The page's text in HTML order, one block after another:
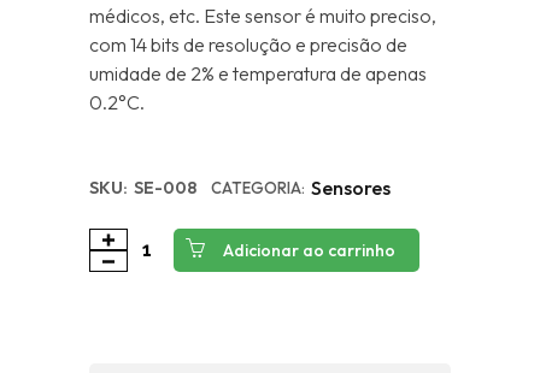
médicos, etc. Este sensor é muito preciso,
com 14 bits de resolução e precisão de
umidade de 2% e temperatura de apenas
0.2°C.
SKU: SE-008 CATEGORIA: Sensores
Adicionar ao carrinho